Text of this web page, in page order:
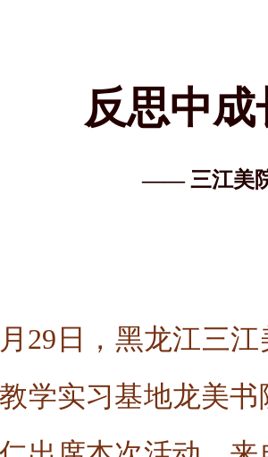
反思中成
—— 三江美
29日，黑龙江三
学实习基地龙美